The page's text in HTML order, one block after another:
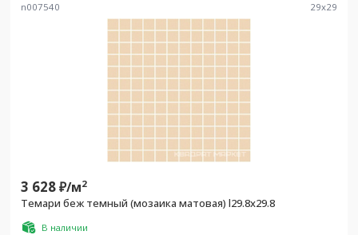
n007540 29x29
3 628₽/м2
Темари беж темный (мозаика матовая) l29.8х29.8
В наличии